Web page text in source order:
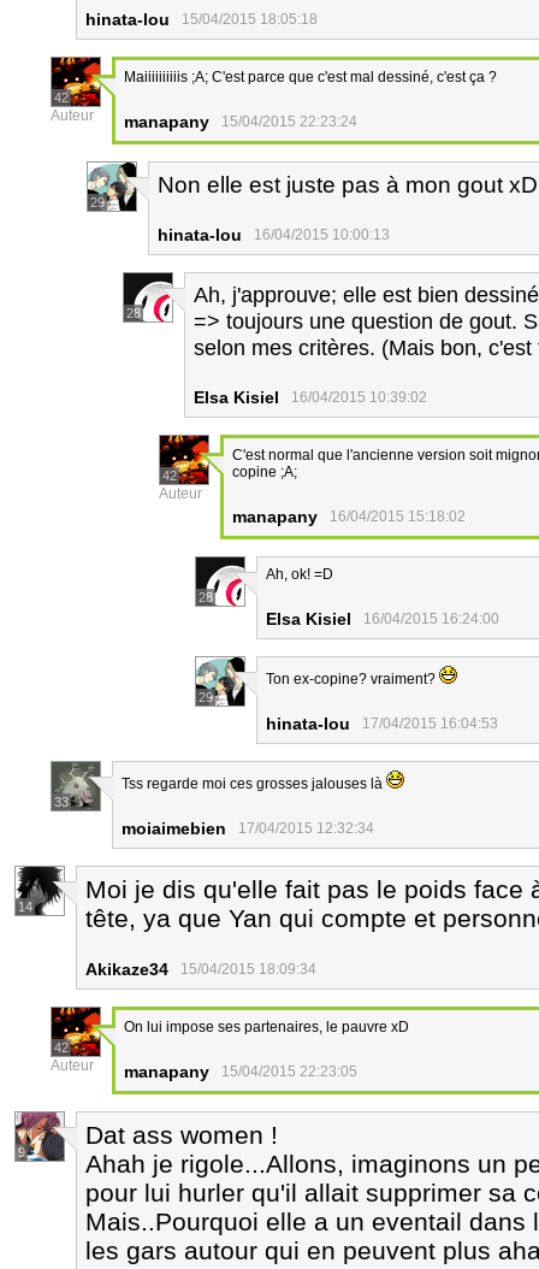
hinata-lou 15/04/2015 18:05:18
42
Auteur
Maiiiiiiiiiis ;A; C'est parce que c'est mal dessiné, c'est ça ?
manapany 15/04/2015 22:23:24
29
Non elle est juste pas à mon gout
hinata-lou 16/04/2015 10:00:13
28
Ah, j'approuve; elle est bien
=> toujours une question de gout.
selon mes critères. (Mais bon,
Elsa Kisiel 16/04/2015 10:39:02
42
Auteur
C'est normal que l'ancienne version soit
copine ;A;
manapany 16/04/2015 15:18:02
28
Ah, ok! =D
Elsa Kisiel 16/04/2015 16:24:00
29
Ton ex-copine? vraiment?
hinata-lou 17/04/2015 16:04:53
33
Tss regarde moi ces grosses jalouses là
moiaimebien 17/04/2015 12:32:34
14
Moi je dis qu'elle fait pas le poids face
tête, ya que Yan qui compte et
Akikaze34 15/04/2015 18:09:34
42
Auteur
On lui impose ses partenaires, le pauvre xD
manapany 15/04/2015 22:23:05
9
Dat ass women !
Ahah je rigole...Allons, imaginons un
pour lui hurler qu'il allait supprimer sa
Mais..Pourquoi elle a un eventail
les gars autour qui en peuvent plus